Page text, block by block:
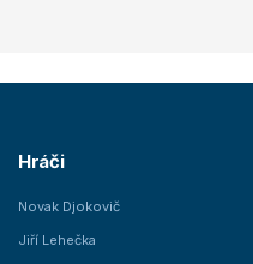
Hráči
Novak Djokovič
Jiří Lehečka